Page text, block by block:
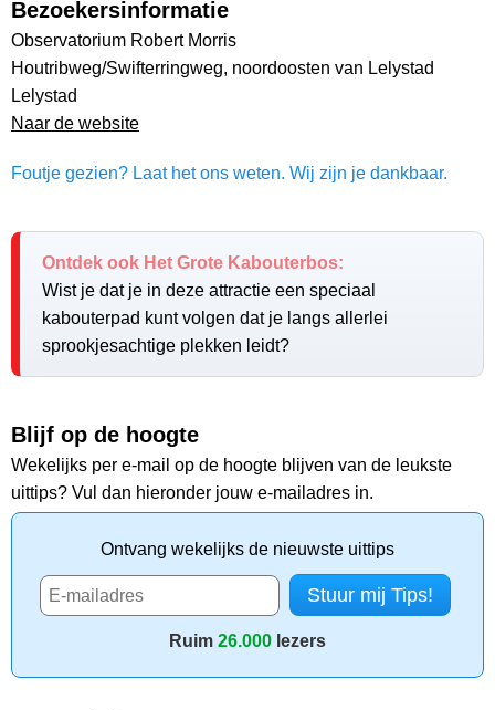
Bezoekersinformatie
Observatorium Robert Morris
Houtribweg/Swifterringweg, noordoosten van Lelystad
Lelystad
Naar de website
Foutje gezien? Laat het ons weten. Wij zijn je dankbaar.
Ontdek ook Het Grote Kabouterbos:
Wist je dat je in deze attractie een speciaal
kabouterpad kunt volgen dat je langs allerlei
sprookjesachtige plekken leidt?
Blijf op de hoogte
Wekelijks per e-mail op de hoogte blijven van de leukste
uittips? Vul dan hieronder jouw e-mailadres in.
Ontvang wekelijks de nieuwste uittips
Ruim 26.000 lezers